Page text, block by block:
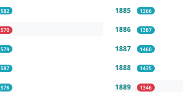
582
570
579
587
576
1885 1266
1886 1387
1887 1460
1888 1435
1889 1346